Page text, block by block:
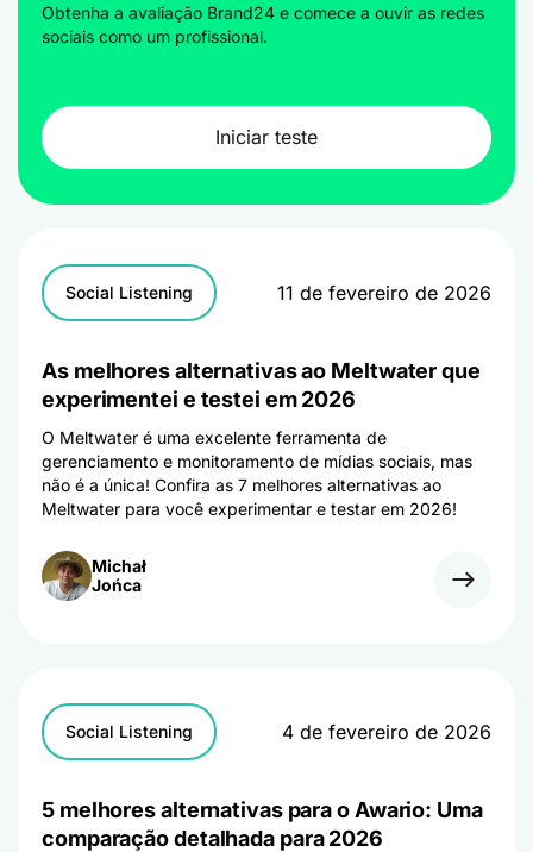
Obtenha a avaliação Brand24 e comece a ouvir as redes
sociais como um profissional.
Iniciar teste
Social Listening 11 de fevereiro de 2026
As melhores alternativas ao Meltwater que
experimentei e testei em 2026
O Meltwater é uma excelente ferramenta de
gerenciamento e monitoramento de mídias sociais, mas
não é a única! Confira as 7 melhores alternativas ao
Meltwater para você experimentar e testar em 2026!
Michał
Jońca
Social Listening 4 de fevereiro de 2026
5 melhores alternativas para o Awario: Uma
comparação detalhada para 2026